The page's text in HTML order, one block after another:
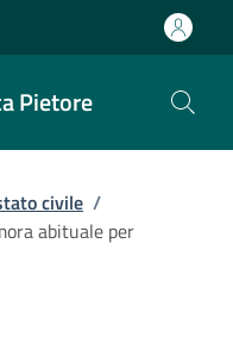
Pietore
civile /
abituale per